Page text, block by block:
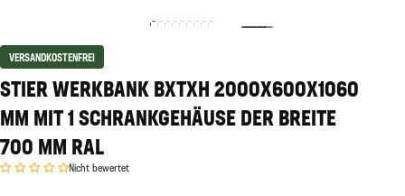
VERSANDKOSTENFREI
STIER WERKBANK BXTXH 2000X600X1060
MM MIT 1 SCHRANKGEHÄUSE DER BREITE
700 MM RAL
Nicht bewertet